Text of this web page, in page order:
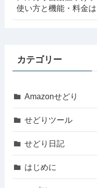
使い方と機能・料金は
カテゴリー
Amazonせどり
せどりツール
せどり日記
はじめに